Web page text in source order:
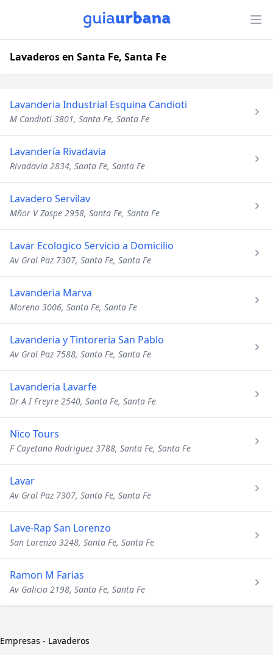
Lavaderos en Santa Fe, Santa Fe
Lavanderia Industrial Esquina Candioti
M Candioti 3801, Santa Fe, Santa Fe
Lavandería Rivadavia
Rivadavia 2834, Santa Fe, Santa Fe
Lavadero Servilav
Mñor V Zaspe 2958, Santa Fe, Santa Fe
Lavar Ecologico Servicio a Domicilio
Av Gral Paz 7307, Santa Fe, Santa Fe
Lavanderia Marva
Moreno 3006, Santa Fe, Santa Fe
Lavanderia y Tintoreria San Pablo
Av Gral Paz 7588, Santa Fe, Santa Fe
Lavanderia Lavarfe
Dr A I Freyre 2540, Santa Fe, Santa Fe
Nico Tours
F Cayetano Rodriguez 3788, Santa Fe, Santa Fe
Lavar
Av Gral Paz 7307, Santa Fe, Santa Fe
Lave-Rap San Lorenzo
San Lorenzo 3248, Santa Fe, Santa Fe
Ramon M Farias
Av Galicia 2198, Santa Fe, Santa Fe
Empresas - Lavaderos